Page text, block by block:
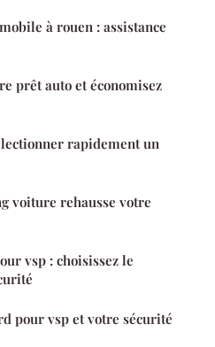
à rouen : assistance
prêt auto et économisez
rapidement un
voiture rehausse votre
vsp : choisissez le
pour vsp et votre sécurité